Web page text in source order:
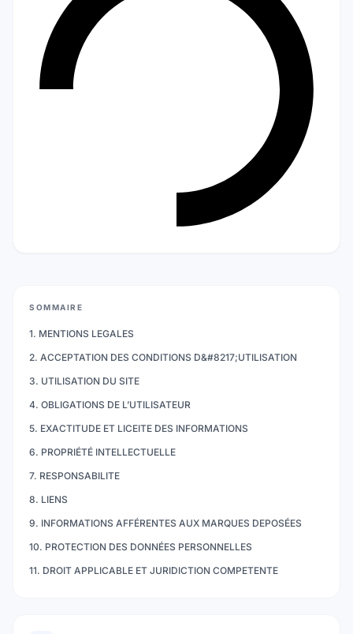
SOMMAIRE
1. MENTIONS LEGALES
2. ACCEPTATION DES CONDITIONS D&#8217;UTILISATION
3. UTILISATION DU SITE
4. OBLIGATIONS DE L’UTILISATEUR
5. EXACTITUDE ET LICEITE DES INFORMATIONS
6. PROPRIÉTÉ INTELLECTUELLE
7. RESPONSABILITE
8. LIENS
9. INFORMATIONS AFFÉRENTES AUX MARQUES DEPOSÉES
10. PROTECTION DES DONNÉES PERSONNELLES
11. DROIT APPLICABLE ET JURIDICTION COMPETENTE